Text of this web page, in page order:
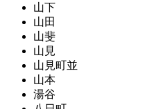
山下
山田
山斐
山見
山見町並
山本
湯谷